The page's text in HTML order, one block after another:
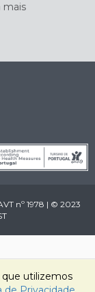
mais
nº 1978 | © 2023
que utilizemos